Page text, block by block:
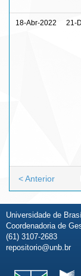
18-Abr-2022 21-
< Anterior
Universidade de
Coordenadoria de
(61) 3107-2683
repositorio@unb.br